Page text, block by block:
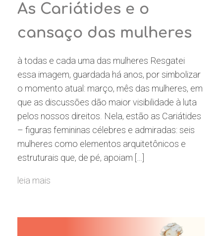
As Cariátides e o
cansaço das mulheres
à todas e cada uma das mulheres Resgatei
essa imagem, guardada há anos, por simbolizar
o momento atual: março, mês das mulheres, em
que as discussões dão maior visibilidade à luta
pelos nossos direitos. Nela, estão as Cariátides
– figuras femininas célebres e admiradas: seis
mulheres como elementos arquitetônicos e
estruturais que, de pé, apoiam […]
leia mais